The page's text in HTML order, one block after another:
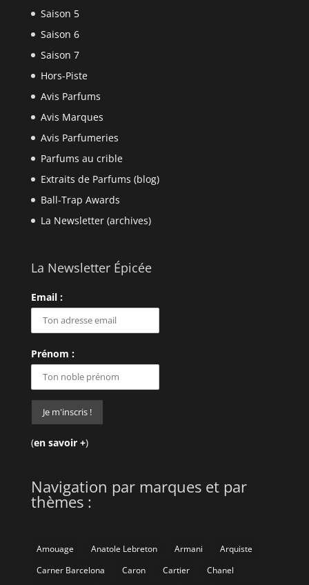
Saison 5
Saison 6
Saison 7
Hors-Piste
Avis Parfums
Avis Marques
Avis Parfumeries
Parfums au crible
Extraits de Parfums (blog)
Ball-Trap Awards
La Newsletter (archives)
La Newsletter Épicée
Email :
Prénom :
(en savoir +)
Navigation par marques et par
thèmes :
Amouage Anatole Lebreton Armani
Arquiste
Carner Barcelona
Caron Cartier
Chanel